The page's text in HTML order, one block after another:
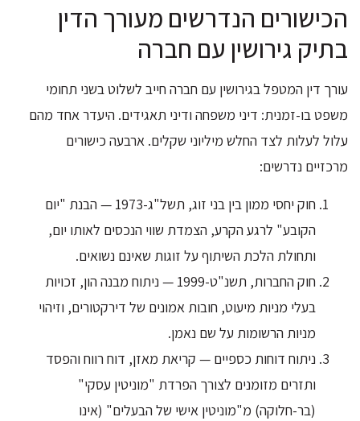
הכישורים הנדרשים מעורך הדין
בתיק גירושין עם חברה
עורך דין המטפל בגירושין עם חברה חייב לשלוט בשני תחומי
משפט בו-זמנית: דיני משפחה ודיני תאגידים. היעדר אחד מהם
עלול לעלות לצד החלש מיליוני שקלים. ארבעה כישורים
מרכזיים נדרשים:
חוק יחסי ממון בין בני זוג, תשל"ג-1973 — הבנת "יום
הקובע" לרגע הקרע, הצמדת שווי הנכסים לאותו יום,
ותחולת הלכת השיתוף על זוגות שאינם נשואים.
חוק החברות, תשנ"ט-1999 — ניתוח מבנה הון, זכויות
בעלי מניות מיעוט, חובות אמונים של דירקטורים, וזיהוי
מניות הרשומות על שם נאמן.
ניתוח דוחות כספיים — קריאת מאזן, דוח רווח והפסד
ותזרים מזומנים לצורך הפרדת "מוניטין עסקי"
(בר-חלוקה) מ"מוניטין אישי של הבעלים" (אינו